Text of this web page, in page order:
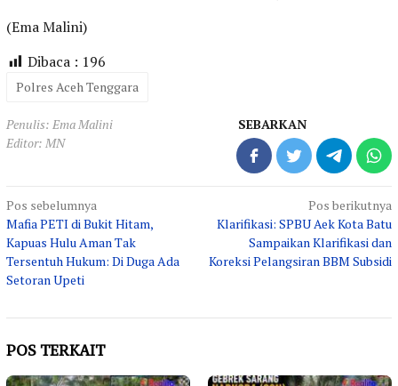
(Ema Malini)
Dibaca : 196
Polres Aceh Tenggara
Penulis: Ema Malini
Editor: MN
SEBARKAN
Navigasi
pos
Pos sebelumnya
Mafia PETI di Bukit Hitam,
Kapuas Hulu Aman Tak
Tersentuh Hukum: Di Duga Ada
Setoran Upeti
Pos berikutnya
Klarifikasi: SPBU Aek Kota Batu
Sampaikan Klarifikasi dan
Koreksi Pelangsiran BBM Subsidi
POS TERKAIT